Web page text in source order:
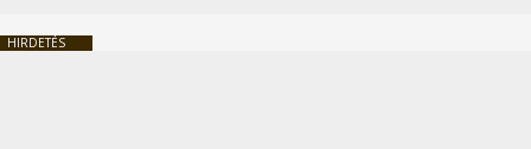
HIRDETÉS